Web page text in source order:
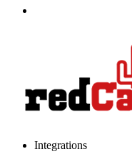
Integrations